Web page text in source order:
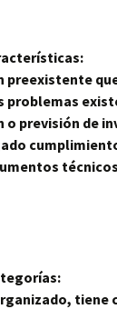
preexistente
problemas
previsión de
tiene